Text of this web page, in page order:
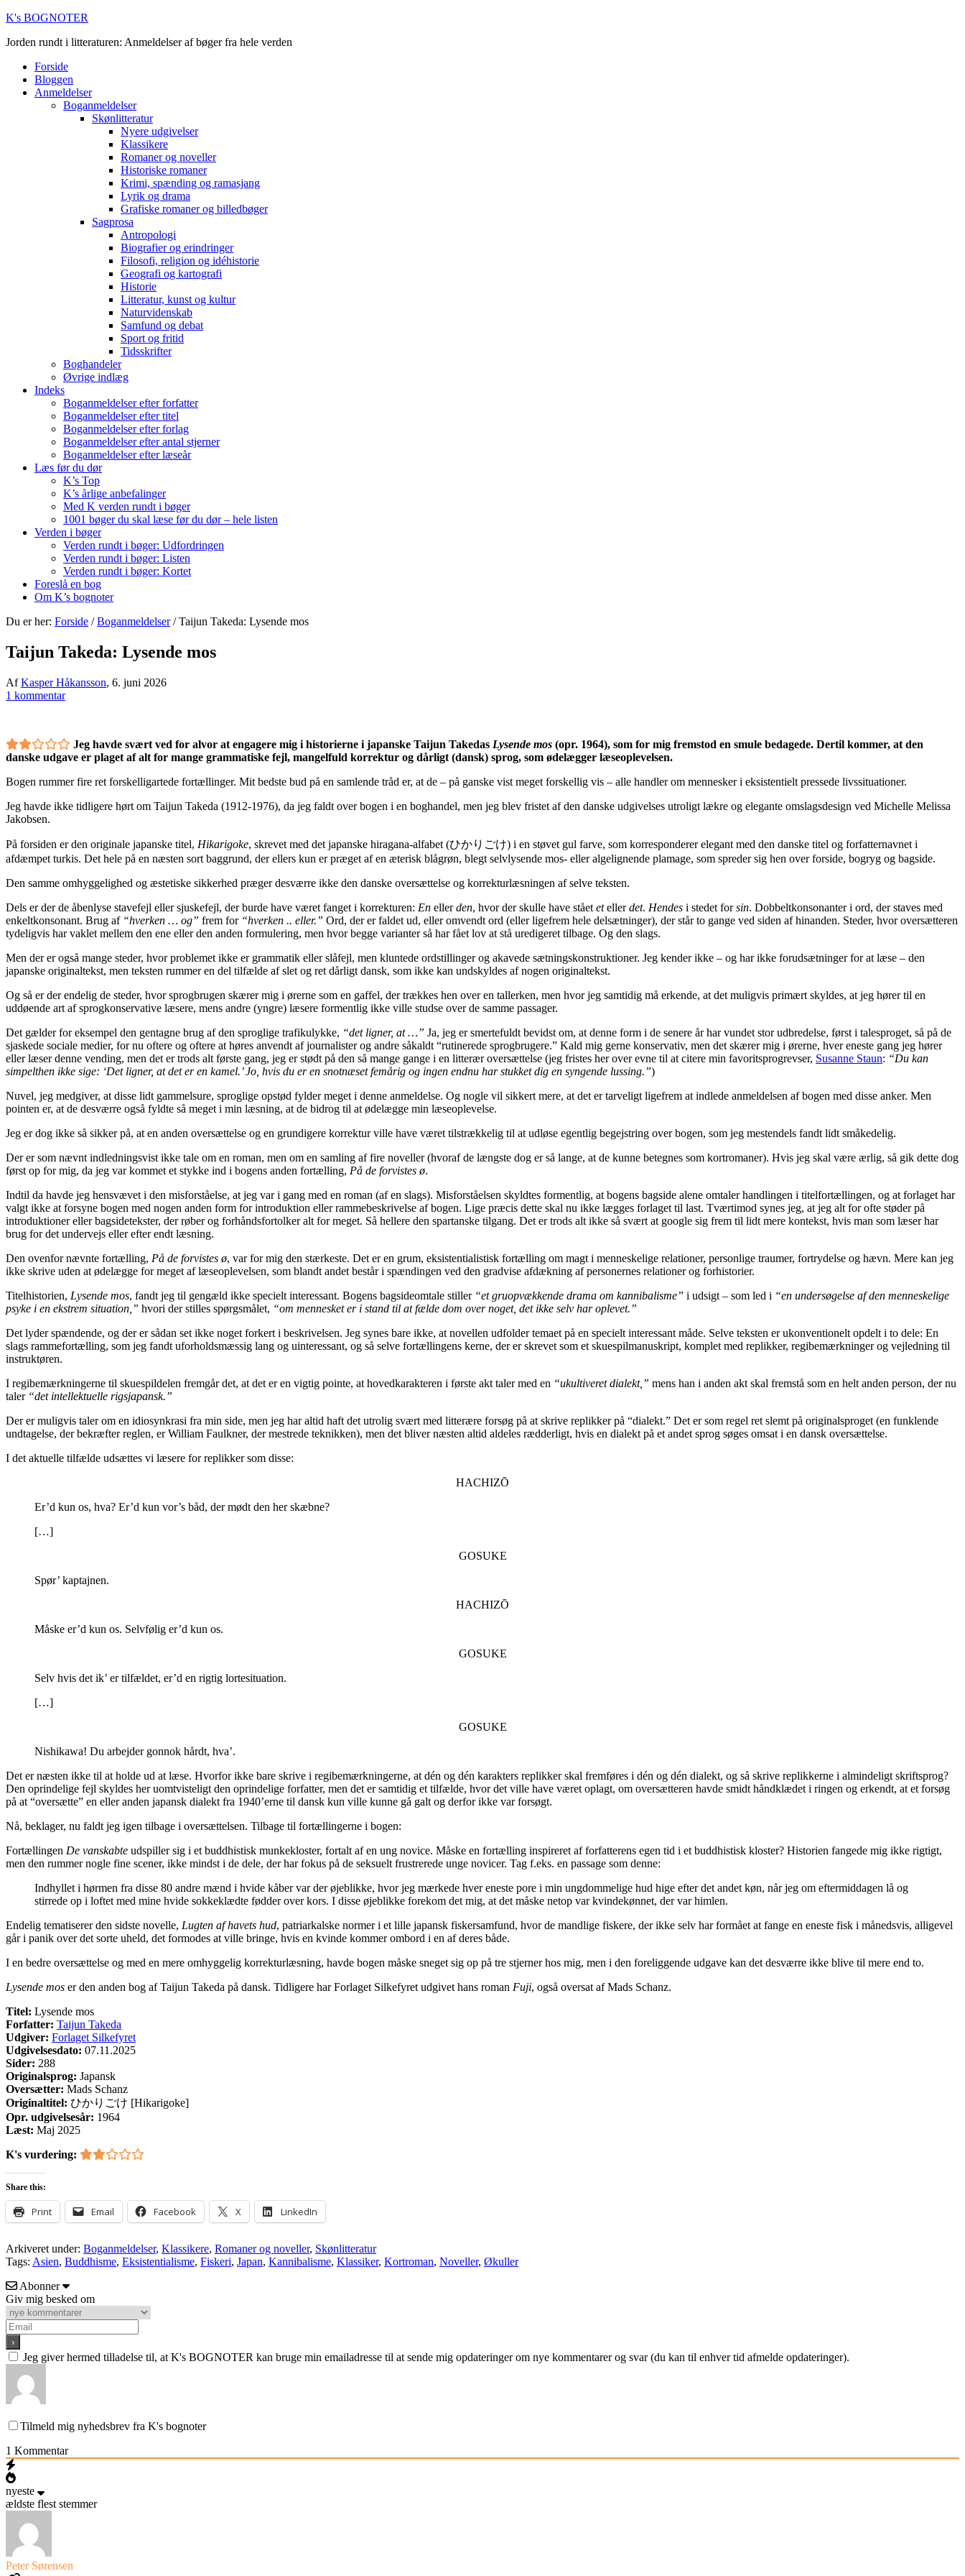
K's BOGNOTER
Jorden rundt i litteraturen: Anmeldelser af bøger fra hele verden
Forside
Bloggen
Anmeldelser
Boganmeldelser
Skønlitteratur
Nyere udgivelser
Klassikere
Romaner og noveller
Historiske romaner
Krimi, spænding og ramasjang
Lyrik og drama
Grafiske romaner og billedbøger
Sagprosa
Antropologi
Biografier og erindringer
Filosofi, religion og idéhistorie
Geografi og kartografi
Historie
Litteratur, kunst og kultur
Naturvidenskab
Samfund og debat
Sport og fritid
Tidsskrifter
Boghandeler
Øvrige indlæg
Indeks
Boganmeldelser efter forfatter
Boganmeldelser efter titel
Boganmeldelser efter forlag
Boganmeldelser efter antal stjerner
Boganmeldelser efter læseår
Læs før du dør
K’s Top
K’s årlige anbefalinger
Med K verden rundt i bøger
1001 bøger du skal læse før du dør – hele listen
Verden i bøger
Verden rundt i bøger: Udfordringen
Verden rundt i bøger: Listen
Verden rundt i bøger: Kortet
Foreslå en bog
Om K’s bognoter
Du er her: Forside / Boganmeldelser /Taijun Takeda: Lysende mos
Taijun Takeda: Lysende mos
AfKasper Håkansson, 6. juni 2026
1 kommentar
Jeg havde svært ved for alvor at engagere mig i historierne i japanske Taijun Takedas Lysende mos (opr. 1964), som for mig fremstod en smule bedagede. Dertil kommer, at den
danske udgave er plaget af alt for mange grammatiske fejl, mangelfuld korrektur og dårligt (dansk) sprog, som ødelægger læseoplevelsen.
Bogen rummer fire ret forskelligartede fortællinger. Mit bedste bud på en samlende tråd er, at de – på ganske vist meget forskellig vis – alle handler om mennesker i eksistentielt pressede livssituationer.
Jeg havde ikke tidligere hørt om Taijun Takeda (1912-1976), da jeg faldt over bogen i en boghandel, men jeg blev fristet af den danske udgivelses utroligt lækre og elegante omslagsdesign ved Michelle Melissa
Jakobsen.
På forsiden er den originale japanske titel, Hikarigoke, skrevet med det japanske hiragana-alfabet (ひかりごけ) i en støvet gul farve, som korresponderer elegant med den danske titel og forfatternavnet i
afdæmpet turkis. Det hele på en næsten sort baggrund, der ellers kun er præget af en æterisk blågrøn, blegt selvlysende mos- eller algelignende plamage, som spreder sig hen over forside, bogryg og bagside.
Den samme omhyggelighed og æstetiske sikkerhed præger desværre ikke den danske oversættelse og korrekturlæsningen af selve teksten.
Dels er der de åbenlyse stavefejl eller sjuskefejl, der burde have været fanget i korrekturen: En ellerden, hvor der skulle have stået etellerdet. Hendes i stedet forsin. Dobbeltkonsonanter i ord, der staves med
enkeltkonsonant. Brug af “hverken … og” frem for “hverken .. eller.” Ord, der er faldet ud, eller omvendt ord (eller ligefrem hele delsætninger), der står to gange ved siden af hinanden. Steder, hvor oversætteren
tydeligvis har vaklet mellem den ene eller den anden formulering, men hvor begge varianter så har fået lov at stå uredigeret tilbage. Og den slags.
Men der er også mange steder, hvor problemet ikke er grammatik eller slåfejl, men kluntede ordstillinger og akavede sætningskonstruktioner. Jeg kender ikke – og har ikke forudsætninger for at læse – den
japanske originaltekst, men teksten rummer en del tilfælde af slet og ret dårligt dansk, som ikke kan undskyldes af nogen originaltekst.
Og så er der endelig de steder, hvor sprogbrugen skærer mig i ørerne som en gaffel, der trækkes hen over en tallerken, men hvor jeg samtidig må erkende, at det muligvis primært skyldes, at jeg hører til en
uddøende art af sprogkonservative læsere, mens andre (yngre) læsere formentlig ikke ville studse over de samme passager.
Det gælder for eksempel den gentagne brug af den sproglige trafikulykke, “det ligner, at …” Ja, jeg er smertefuldt bevidst om, at denne form i de senere år har vundet stor udbredelse, først i talesproget, så på de
sjaskede sociale medier, for nu oftere og oftere at høres anvendt af journalister og andre såkaldt “rutinerede sprogbrugere.” Kald mig gerne konservativ, men det skærer mig i ørerne, hver eneste gang jeg hører
eller læser denne vending, men det er trods alt første gang, jeg er stødt på den så mange gange i en litterær oversættelse (jeg fristes her over evne til at citere min favoritsprogrevser, Susanne Staun: “Du kan
simpelthen ikke sige: ‘Det ligner, at det er en kamel.’ Jo, hvis du er en snotnæset femårig og ingen endnu har stukket dig en syngende lussing.”)
Nuvel, jeg medgiver, at disse lidt gammelsure, sproglige opstød fylder meget i denne anmeldelse. Og nogle vil sikkert mere, at det er tarveligt ligefrem at indlede anmeldelsen af bogen med disse anker. Men
pointen er, at de desværre også fyldte så meget i min læsning, at de bidrog til at ødelægge min læseoplevelse.
Jeg er dog ikke så sikker på, at en anden oversættelse og en grundigere korrektur ville have været tilstrækkelig til at udløse egentlig begejstring over bogen, som jeg mestendels fandt lidt småkedelig.
Der er som nævnt indledningsvist ikke tale om en roman, men om en samling af fire noveller (hvoraf de længste dog er så lange, at de kunne betegnes som kortromaner). Hvis jeg skal være ærlig, så gik dette dog
først op for mig, da jeg var kommet et stykke ind i bogens anden fortælling, På de forvistes ø.
Indtil da havde jeg hensvævet i den misforståelse, at jeg var i gang med en roman (af en slags). Misforståelsen skyldtes formentlig, at bogens bagside alene omtaler handlingen i titelfortællingen, og at forlaget har
valgt ikke at forsyne bogen med nogen anden form for introduktion eller rammebeskrivelse af bogen. Lige præcis dette skal nu ikke lægges forlaget til last. Tværtimod synes jeg, at jeg alt for ofte støder på
introduktioner eller bagsidetekster, der røber og forhåndsfortolker alt for meget. Så hellere den spartanske tilgang. Det er trods alt ikke så svært at google sig frem til lidt mere kontekst, hvis man som læser har
brug for det undervejs eller efter endt læsning.
Den ovenfor nævnte fortælling, På de forvistes ø, var for mig den stærkeste. Det er en grum, eksistentialistisk fortælling om magt i menneskelige relationer, personlige traumer, fortrydelse og hævn. Mere kan jeg
ikke skrive uden at ødelægge for meget af læseoplevelsen, som blandt andet består i spændingen ved den gradvise afdækning af personernes relationer og forhistorier.
Titelhistorien, Lysende mos, fandt jeg til gengæld ikke specielt interessant. Bogens bagsideomtale stiller “et gruopvækkende drama om kannibalisme” i udsigt – som led i “en undersøgelse af den menneskelige
psyke i en ekstrem situation,” hvori der stilles spørgsmålet, “om mennesket er i stand til at fælde dom over noget, det ikke selv har oplevet.”
Det lyder spændende, og der er sådan set ikke noget forkert i beskrivelsen. Jeg synes bare ikke, at novellen udfolder temaet på en specielt interessant måde. Selve teksten er ukonventionelt opdelt i to dele: En
slags rammefortælling, som jeg fandt uforholdsmæssig lang og uinteressant, og så selve fortællingens kerne, der er skrevet som et skuespilmanuskript, komplet med replikker, regibemærkninger og vejledning til
instruktøren.
I regibemærkningerne til skuespildelen fremgår det, at det er en vigtig pointe, at hovedkarakteren i første akt taler med en “ukultiveret dialekt,” mens han i anden akt skal fremstå som en helt anden person, der nu
taler “det intellektuelle rigsjapansk.”
Der er muligvis taler om en idiosynkrasi fra min side, men jeg har altid haft det utrolig svært med litterære forsøg på at skrive replikker på “dialekt.” Det er som regel ret slemt på originalsproget (en funklende
undtagelse, der bekræfter reglen, er William Faulkner, der mestrede teknikken), men det bliver næsten altid aldeles rædderligt, hvis en dialekt på et andet sprog søges omsat i en dansk oversættelse.
I det aktuelle tilfælde udsættes vi læsere for replikker som disse:
HACHIZŌ
Er’d kun os, hva? Er’d kun vor’s båd, der mødt den her skæbne?
[…]
GOSUKE
Spør’ kaptajnen.
HACHIZŌ
Måske er’d kun os. Selvfølig er’d kun os.
GOSUKE
Selv hvis det ik’ er tilfældet, er’d en rigtig lortesituation.
[…]
GOSUKE
Nishikawa! Du arbejder gonnok hårdt, hva’.
Det er næsten ikke til at holde ud at læse. Hvorfor ikke bare skrive i regibemærkningerne, at dén og dén karakters replikker skal fremføres i dén og dén dialekt, og så skrive replikkerne i almindeligt skriftsprog?
Den oprindelige fejl skyldes her uomtvisteligt den oprindelige forfatter, men det er samtidig et tilfælde, hvor det ville have været oplagt, om oversætteren havde smidt håndklædet i ringen og erkendt, at et forsøg
på at “oversætte” en eller anden japansk dialekt fra 1940’erne til dansk kun ville kunne gå galt og derfor ikke var forsøgt.
Nå, beklager, nu faldt jeg igen tilbage i oversættelsen. Tilbage til fortællingerne i bogen:
Fortællingen De vanskabte udspiller sig i et buddhistisk munkekloster, fortalt af en ung novice. Måske en fortælling inspireret af forfatterens egen tid i et buddhistisk kloster? Historien fangede mig ikke rigtigt,
men den rummer nogle fine scener, ikke mindst i de dele, der har fokus på de seksuelt frustrerede unge novicer. Tag f.eks. en passage som denne:
Indhyllet i hørmen fra disse 80 andre mænd i hvide kåber var der øjeblikke, hvor jeg mærkede hver eneste pore i min ungdommelige hud hige efter det andet køn, når jeg om eftermiddagen lå og
stirrede op i loftet med mine hvide sokkeklædte fødder over kors. I disse øjeblikke forekom det mig, at det måske netop var kvindekønnet, der var himlen.
Endelig tematiserer den sidste novelle, Lugten af havets hud, patriarkalske normer i et lille japansk fiskersamfund, hvor de mandlige fiskere, der ikke selv har formået at fange en eneste fisk i månedsvis, alligevel
går i panik over det sorte uheld, det formodes at ville bringe, hvis en kvinde kommer ombord i en af deres både.
I en bedre oversættelse og med en mere omhyggelig korrekturlæsning, havde bogen måske sneget sig op på tre stjerner hos mig, men i den foreliggende udgave kan det desværre ikke blive til mere end to.
Lysende mos er den anden bog af Taijun Takeda på dansk. Tidligere har Forlaget Silkefyret udgivet hans roman Fuji, også oversat af Mads Schanz.
Titel: Lysende mos
Forfatter: Taijun Takeda
Udgiver: Forlaget Silkefyret
Udgivelsesdato: 07.11.2025
Sider: 288
Originalsprog: Japansk
Oversætter: Mads Schanz
Originaltitel: ひかりごけ [Hikarigoke]
Opr. udgivelsesår: 1964
Læst: Maj 2025
K's vurdering:
Share this:
Print Email Facebook X LinkedIn
Arkiveret under: Boganmeldelser, Klassikere, Romaner og noveller, Skønlitteratur
Tags: Asien, Buddhisme, Eksistentialisme, Fiskeri, Japan, Kannibalisme, Klassiker, Kortroman, Noveller, Økuller
Abonner
Giv mig besked om
Jeg giver hermed tilladelse til, at K's BOGNOTER kan bruge min emailadresse til at sende mig opdateringer om nye kommentarer og svar (du kan til enhver tid afmelde opdateringer).
Tilmeld mig nyhedsbrev fra K's bognoter
1 Kommentar
nyeste
ældste flest stemmer
Peter Sørensen